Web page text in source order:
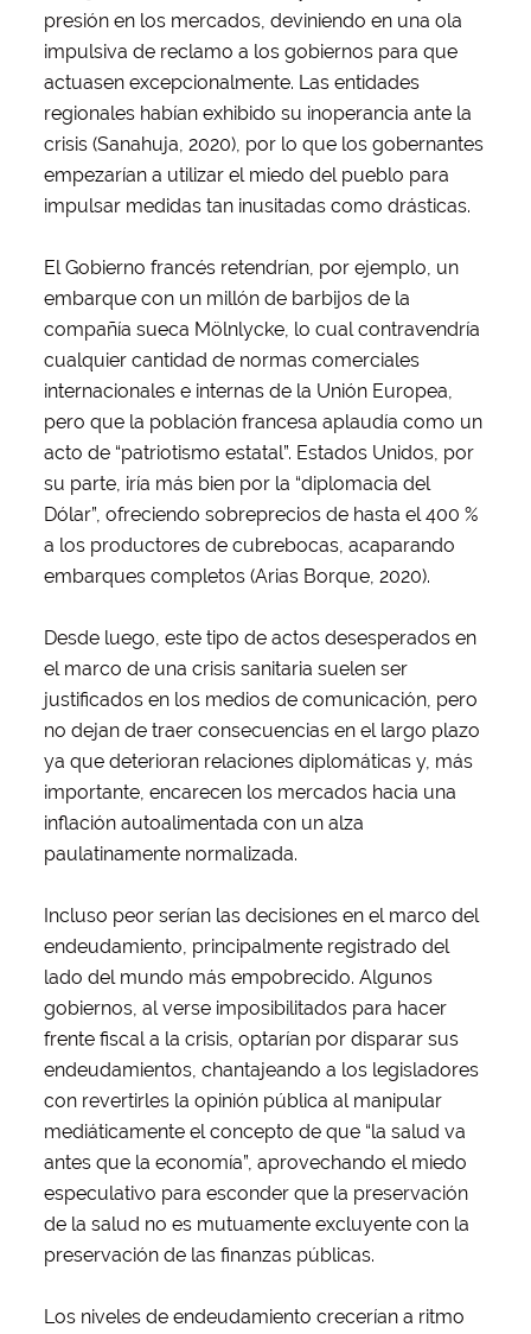
presión en los mercados, deviniendo en una ola
impulsiva de reclamo a los gobiernos para que
actuasen excepcionalmente. Las entidades
regionales habían exhibido su inoperancia ante la
crisis (Sanahuja, 2020), por lo que los gobernantes
empezarían a utilizar el miedo del pueblo para
impulsar medidas tan inusitadas como drásticas.
El Gobierno francés retendrían, por ejemplo, un
embarque con un millón de barbijos de la
compañía sueca Mölnlycke, lo cual contravendría
cualquier cantidad de normas comerciales
internacionales e internas de la Unión Europea,
pero que la población francesa aplaudía como un
acto de “patriotismo estatal”. Estados Unidos, por
su parte, iría más bien por la “diplomacia del
Dólar”, ofreciendo sobreprecios de hasta el 400 %
a los productores de cubrebocas, acaparando
embarques completos (Arias Borque, 2020).
Desde luego, este tipo de actos desesperados en
el marco de una crisis sanitaria suelen ser
justificados en los medios de comunicación, pero
no dejan de traer consecuencias en el largo plazo
ya que deterioran relaciones diplomáticas y, más
importante, encarecen los mercados hacia una
inflación autoalimentada con un alza
paulatinamente normalizada.
Incluso peor serían las decisiones en el marco del
endeudamiento, principalmente registrado del
lado del mundo más empobrecido. Algunos
gobiernos, al verse imposibilitados para hacer
frente fiscal a la crisis, optarían por disparar sus
endeudamientos, chantajeando a los legisladores
con revertirles la opinión pública al manipular
mediáticamente el concepto de que “la salud va
antes que la economía”, aprovechando el miedo
especulativo para esconder que la preservación
de la salud no es mutuamente excluyente con la
preservación de las finanzas públicas.
Los niveles de endeudamiento crecerían a ritmo